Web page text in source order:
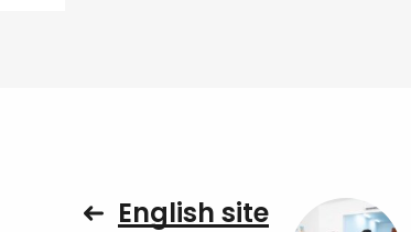
English site